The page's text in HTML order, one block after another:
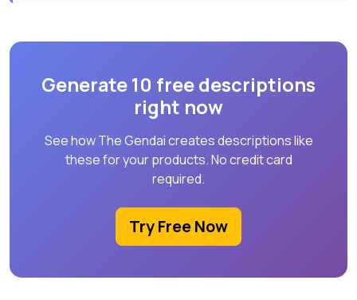
Generate 10 free descriptions
right now
See how The Gendai creates descriptions like
these for your products. No credit card
required.
Try Free Now